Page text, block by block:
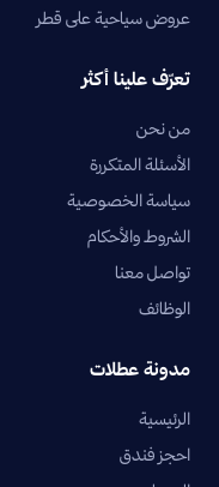
عروض سياحية على قطر
تعرّف علينا أكثر
من نحن
الأسئلة المتكررة
سياسة الخصوصية
الشروط والأحكام
تواصل معنا
الوظائف
مدونة عطلات
الرئيسية
احجز فندق